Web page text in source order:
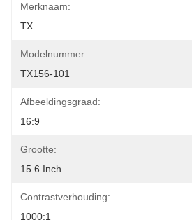
Merknaam:
TX
Modelnummer:
TX156-101
Afbeeldingsgraad:
16:9
Grootte:
15.6 Inch
Contrastverhouding:
1000:1